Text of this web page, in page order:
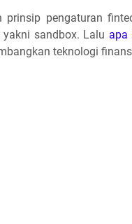
prinsip pengaturan
sandbox. Lalu apa
teknologi